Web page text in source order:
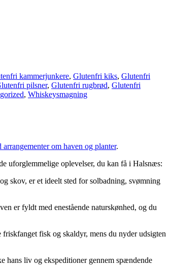
kammerjunkere, Glutenfri kiks, Glutenfri
pilsner, Glutenfri rugbrød, Glutenfri
, Whiskeysmagning
arrangementer om haven og planter.
uforglemmelige oplevelser, du kan få i Halsnæs:
skov, er et ideelt sted for solbadning, svømning
er fyldt med enestående naturskønhed, og du
fisk og skaldyr, mens du nyder udsigten
hans liv og ekspeditioner gennem spændende